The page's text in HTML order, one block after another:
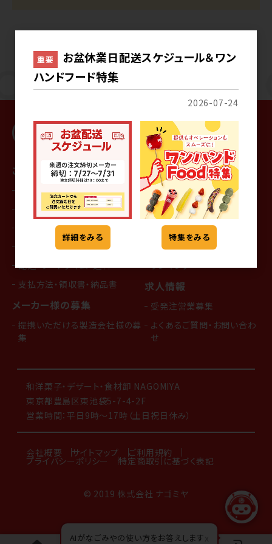
ご利用ガイド
はじめての方へ
会員登録
通常の注文手順
サンプルの注文手順
配送・リードタイム・送料
支払方法・領収書・納品書
メーカー様の募集
提携いただける製造会社様の募
集
商品を探す
カテゴリから探す
メーカーから探す
特集一覧
記事一覧
ランキング
求人情報
受発注営業募集
よくあるご質問・お問い合わ
せ
和洋菓子・デザート・食材卸 NAGOMIYA
東京都豊島区東池袋5-7-4-2F
営業時間：平日9時～17時（土日祝日休み）
会社概要 サイトマップ ご利用規約
プライバシーポリシー 特定商取引に基づく表記
© 2019 株式会社 ナゴミヤ
AIがなごみやの使い方をお答えします
重要
お盆休業日配送スケジュール＆ワン
ハンドフード特集
2026-07-24
詳細をみる 特集をみる